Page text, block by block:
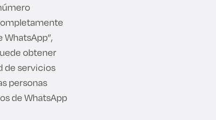
obtener
de servicios
personas
de WhatsApp